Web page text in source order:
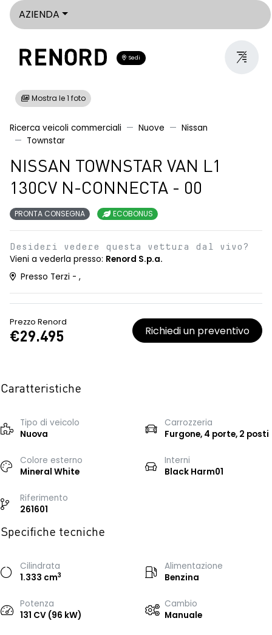
AZIENDA
Sedi
Mostra le 1 foto
Ricerca veicoli commerciali Nuove
Nissan
Townstar
NISSAN TOWNSTAR VAN L1
130CV N-CONNECTA - 00
PRONTA CONSEGNA ECOBONUS
Desideri vedere questa vettura dal vivo?
Vieni a vederla presso: Renord S.p.a.
Presso Terzi - ,
Prezzo Renord
€29.495 Richiedi un preventivo
Caratteristiche
Tipo di veicolo
Nuova
Carrozzeria
Furgone, 4 porte, 2 posti
Colore esterno
Mineral White
Interni
Black Harm01
Riferimento
261601
Specifiche tecniche
Cilindrata
1.333 cm3
Alimentazione
Benzina
Potenza
131 CV (96 kW)
Cambio
Manuale